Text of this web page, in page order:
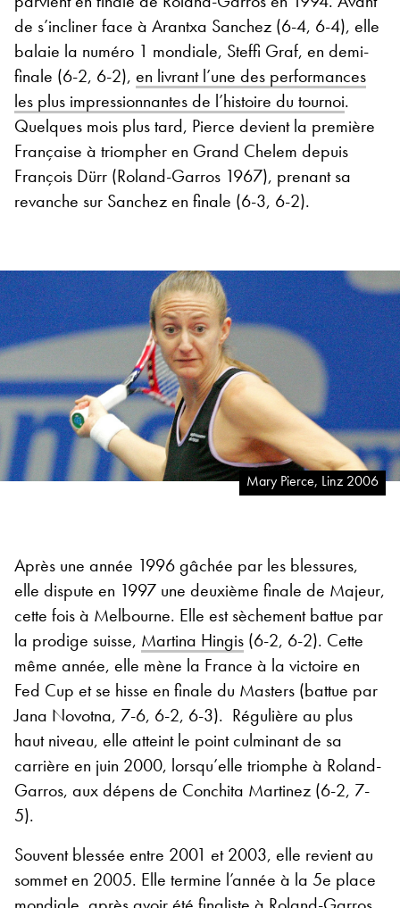
de s’incliner face à Arantxa Sanchez (6-4, 6-4), elle
balaie la numéro 1 mondiale, Steffi Graf, en demi-
finale (6-2, 6-2), en livrant l’une des performances
les plus impressionnantes de l’histoire du tournoi.
Quelques mois plus tard, Pierce devient la première
Française à triompher en Grand Chelem depuis
François Dürr (Roland-Garros 1967), prenant sa
revanche sur Sanchez en finale (6-3, 6-2).
Mary Pierce, Linz 2006
Après une année 1996 gâchée par les blessures,
elle dispute en 1997 une deuxième finale de Majeur,
cette fois à Melbourne. Elle est sèchement battue par
la prodige suisse, Martina Hingis (6-2, 6-2). Cette
même année, elle mène la France à la victoire en
Fed Cup et se hisse en finale du Masters (battue par
Jana Novotna, 7-6, 6-2, 6-3). Régulière au plus
haut niveau, elle atteint le point culminant de sa
carrière en juin 2000, lorsqu’elle triomphe à Roland-
Garros, aux dépens de Conchita Martinez (6-2, 7-
5).
Souvent blessée entre 2001 et 2003, elle revient au
sommet en 2005. Elle termine l’année à la 5e place